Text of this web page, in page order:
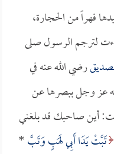
فهراً من الحجارة،
لترجم الرسول صلى
رضي الله عنه في
عز وجل ببصرها عن
أين صاحبك قد بلغني
تَبَّتْ يَدَا أَبِي لَهَبٍ وَتَبَّ*